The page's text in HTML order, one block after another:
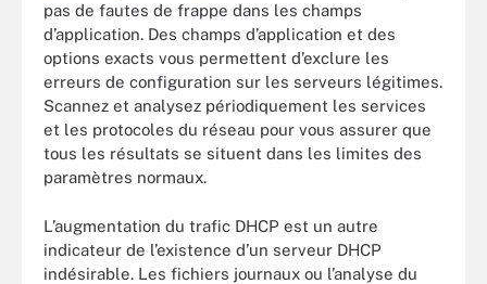
pas de fautes de frappe dans les champs
d’application. Des champs d’application et des
options exacts vous permettent d’exclure les
erreurs de configuration sur les serveurs légitimes.
Scannez et analysez périodiquement les services
et les protocoles du réseau pour vous assurer que
tous les résultats se situent dans les limites des
paramètres normaux.
L’augmentation du trafic DHCP est un autre
indicateur de l’existence d’un serveur DHCP
indésirable. Les fichiers journaux ou l’analyse du